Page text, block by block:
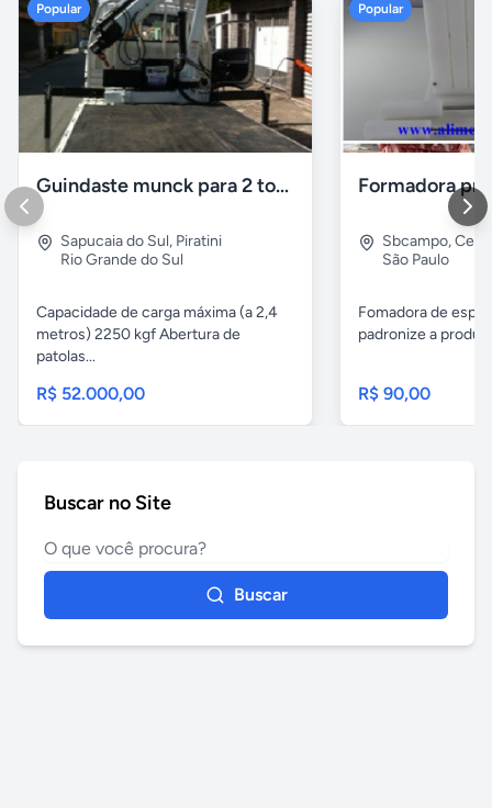
Popular
Guindaste munck para 2 toneladas
Sapucaia do Sul, Piratini
Rio Grande do Sul
Capacidade de carga máxima (a 2,4
metros) 2250 kgf Abertura de
patolas...
R$ 52.000,00
Popular
Sbcampo,
São Paulo
Fomadora de
padronize a
R$ 90,00
Buscar no Site
Buscar